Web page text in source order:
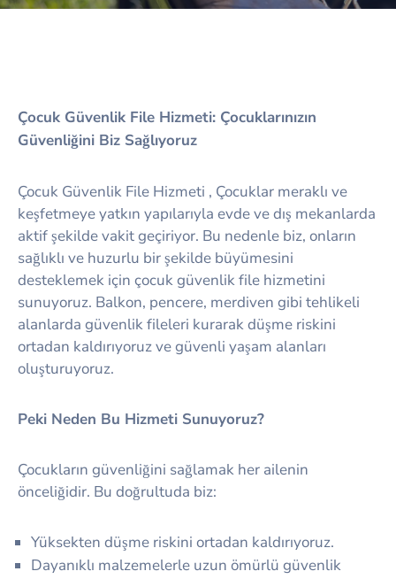
Çocuk Güvenlik File Hizmeti: Çocuklarınızın
Güvenliğini Biz Sağlıyoruz
Çocuk Güvenlik File Hizmeti , Çocuklar meraklı ve
keşfetmeye yatkın yapılarıyla evde ve dış mekanlarda
aktif şekilde vakit geçiriyor. Bu nedenle biz, onların
sağlıklı ve huzurlu bir şekilde büyümesini
desteklemek için çocuk güvenlik file hizmetini
sunuyoruz. Balkon, pencere, merdiven gibi tehlikeli
alanlarda güvenlik fileleri kurarak düşme riskini
ortadan kaldırıyoruz ve güvenli yaşam alanları
oluşturuyoruz.
Peki Neden Bu Hizmeti Sunuyoruz?
Çocukların güvenliğini sağlamak her ailenin
önceliğidir. Bu doğrultuda biz:
Yüksekten düşme riskini ortadan kaldırıyoruz.
Dayanıklı malzemelerle uzun ömürlü güvenlik